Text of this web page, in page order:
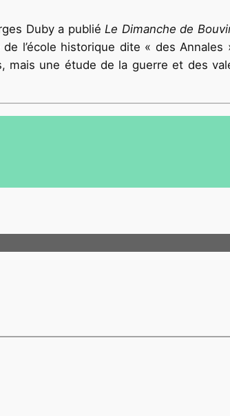
Duby a publié Le Dimanche de
l’école historique dite « des Annales
une étude de la guerre et des